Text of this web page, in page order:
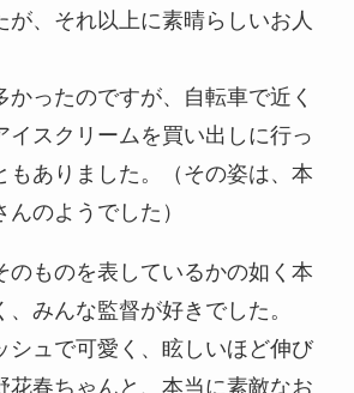
が、それ以上に素晴らしいお人
かったのですが、自転車で近く
イスクリームを買い出しに行っ
もありました。（その姿は、本
のようでした）
のものを表しているかの如く本
みんな監督が好きでした。
シュで可愛く、眩しいほど伸び
花春ちゃんと、本当に素敵なお